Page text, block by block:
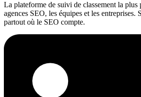
La plateforme de suivi de classement la plus
agences SEO, les équipes et les entreprises.
partout où le SEO compte.